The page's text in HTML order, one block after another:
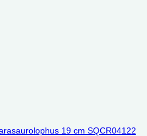
19 cm SQCR04122